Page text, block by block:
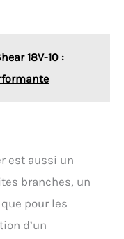
18V-10 :
est aussi un
branches, un
pour les
d’un